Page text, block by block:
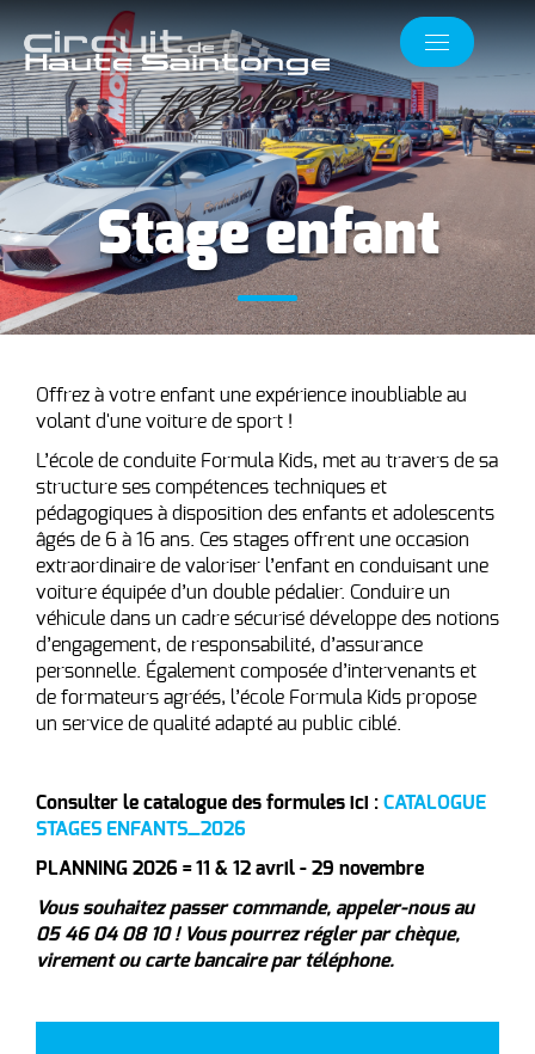
Stage enfant
Offrez à votre enfant une expérience inoubliable au
volant d'une voiture de sport !
L’école de conduite Formula Kids, met au travers de sa
structure ses compétences techniques et
pédagogiques à disposition des enfants et adolescents
âgés de 6 à 16 ans. Ces stages offrent une occasion
extraordinaire de valoriser l’enfant en conduisant une
voiture équipée d’un double pédalier. Conduire un
véhicule dans un cadre sécurisé développe des notions
d’engagement, de responsabilité, d’assurance
personnelle. Également composée d’intervenants et
de formateurs agréés, l’école Formula Kids propose
un service de qualité adapté au public ciblé.
Consulter le catalogue des formules ici : CATALOGUE
STAGES ENFANTS_2026
PLANNING 2026 = 11 & 12 avril - 29 novembre
Vous souhaitez passer commande, appeler-nous au
05 46 04 08 10 ! Vous pourrez régler par chèque,
virement ou carte bancaire par téléphone.